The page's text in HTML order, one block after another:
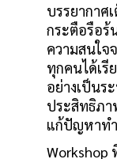
บรรยากาศ
กระตือรือร้
ความสนใจ
ทุกคนได้เรี
อย่างเป็นร
ประสิทธิภา
แก้ปัญหาทำ
Workshop